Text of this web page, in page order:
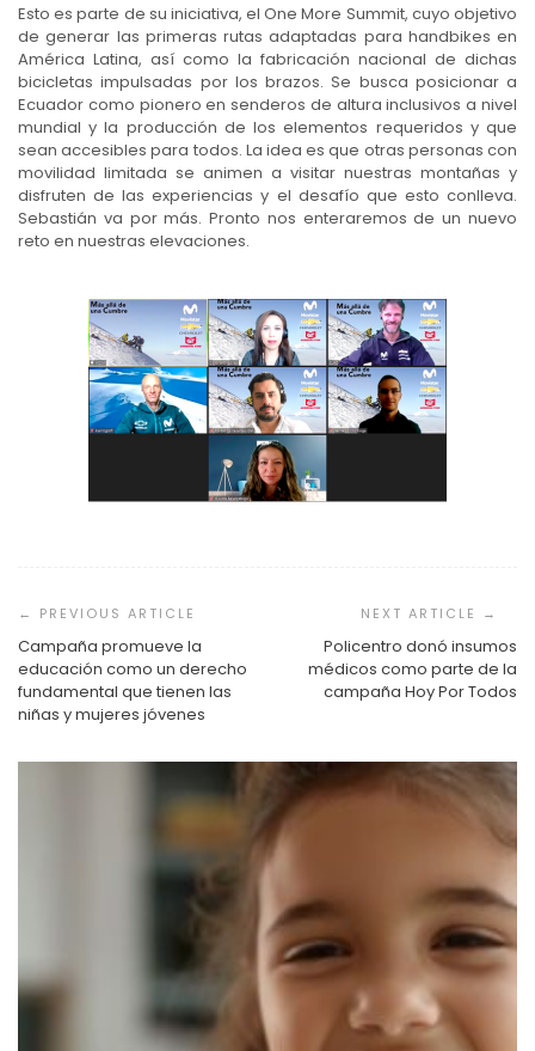
Esto es parte de su iniciativa, el One More Summit, cuyo objetivo
de generar las primeras rutas adaptadas para handbikes en
América Latina, así como la fabricación nacional de dichas
bicicletas impulsadas por los brazos. Se busca posicionar a
Ecuador como pionero en senderos de altura inclusivos a nivel
mundial y la producción de los elementos requeridos y que
sean accesibles para todos. La idea es que otras personas con
movilidad limitada se animen a visitar nuestras montañas y
disfruten de las experiencias y el desafío que esto conlleva.
Sebastián va por más. Pronto nos enteraremos de un nuevo
reto en nuestras elevaciones.
de
entradas
Campaña promueve la
educación como un derecho
fundamental que tienen las
niñas y mujeres jóvenes
Policentro donó insumos
médicos como parte de la
campaña Hoy Por Todos